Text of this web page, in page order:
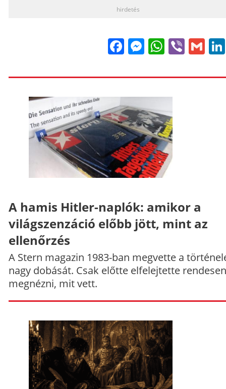
hirdetés
FacebookViber
A hamis Hitler-naplók: amikor a
világszenzáció előbb jött, mint az
ellenőrzés
A Stern magazin 1983-ban megvette a
nagy dobását. Csak előtte elfelejtette rendesen
megnézni, mit vett.